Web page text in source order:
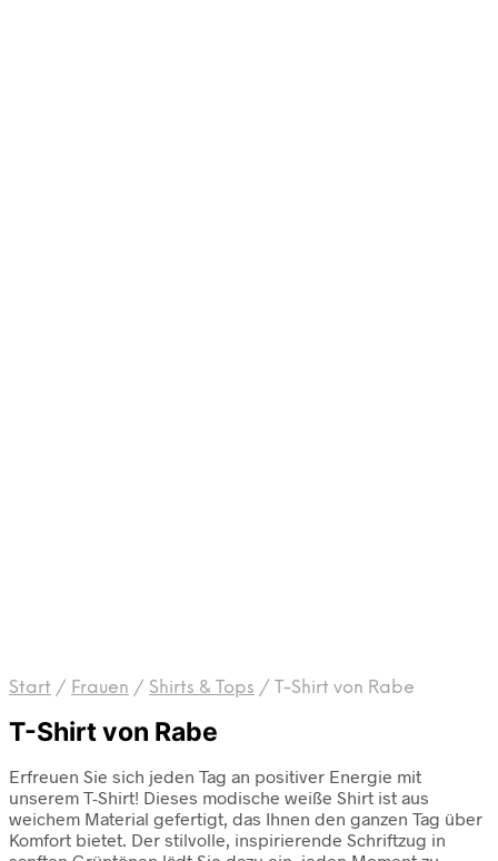
Start / Frauen / Shirts & Tops / T-Shirt von Rabe
T-Shirt von Rabe
Erfreuen Sie sich jeden Tag an positiver Energie mit
unserem T-Shirt! Dieses modische weiße Shirt ist aus
weichem Material gefertigt, das Ihnen den ganzen Tag über
Komfort bietet. Der stilvolle, inspirierende Schriftzug in